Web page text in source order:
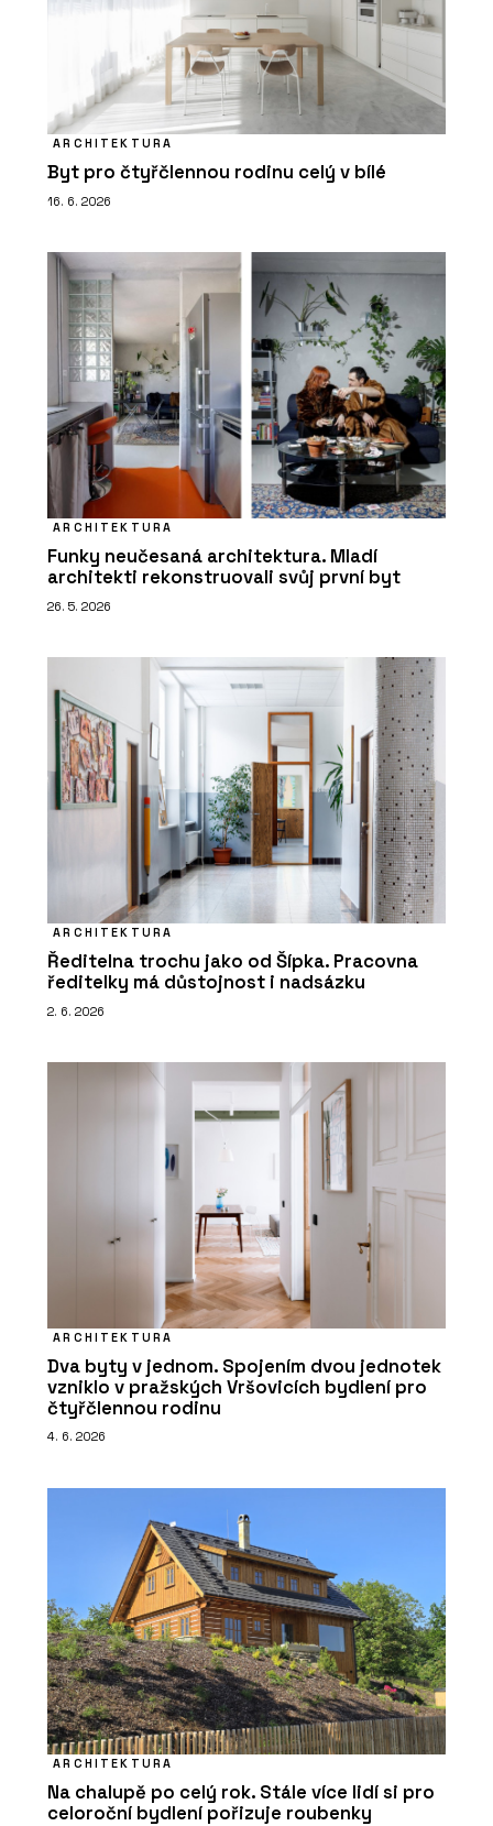
ARCHITEKTURA
Byt pro čtyřčlennou rodinu celý v bílé
16. 6. 2026
ARCHITEKTURA
Funky neučesaná architektura. Mladí
architekti rekonstruovali svůj první byt
26. 5. 2026
ARCHITEKTURA
Ředitelna trochu jako od Šípka. Pracovna
ředitelky má důstojnost i nadsázku
2. 6. 2026
ARCHITEKTURA
Dva byty v jednom. Spojením dvou jednotek
vzniklo v pražských Vršovicích bydlení pro
čtyřčlennou rodinu
4. 6. 2026
ARCHITEKTURA
Na chalupě po celý rok. Stále více lidí si pro
celoroční bydlení pořizuje roubenky